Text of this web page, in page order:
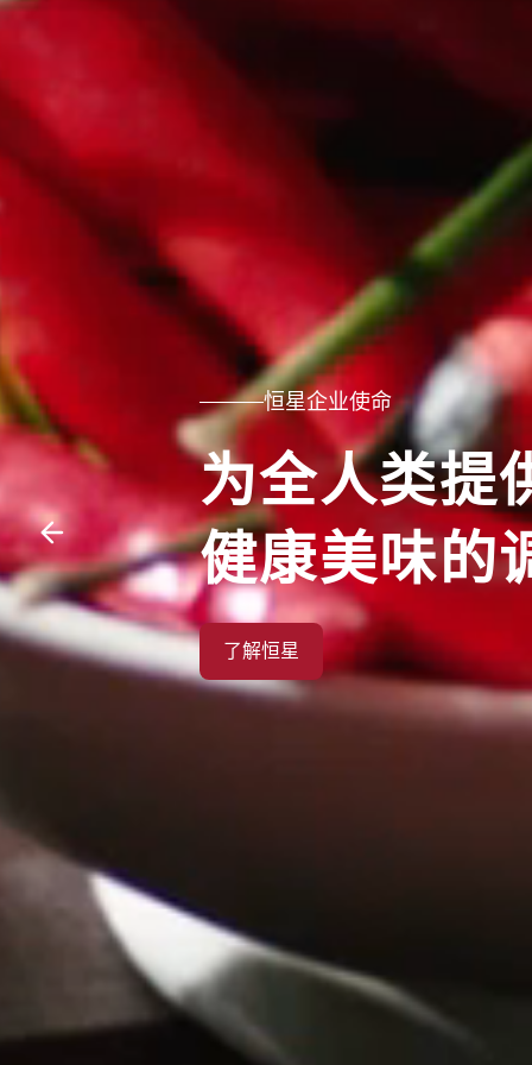
恒星企业使命
为全人类提
健康美味的
了解恒星